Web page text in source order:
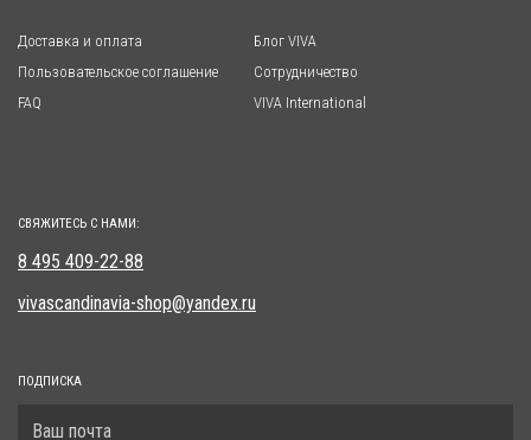
Доставка и оплата
Пользовательское соглашение
FAQ
Блог VIVA
Сотрудничество
VIVA International
СВЯЖИТЕСЬ С НАМИ:
8 495 409-22-88
vivascandinavia-shop@yandex.ru
ПОДПИСКА